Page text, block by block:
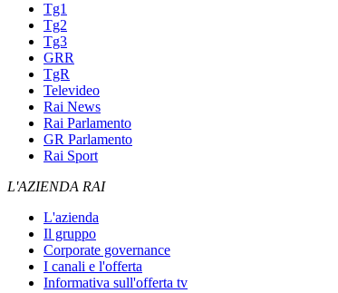
Tg1
Tg2
Tg3
GRR
TgR
Televideo
Rai News
Rai Parlamento
GR Parlamento
Rai Sport
L'AZIENDA RAI
L'azienda
Il gruppo
Corporate governance
I canali e l'offerta
Informativa sull'offerta tv